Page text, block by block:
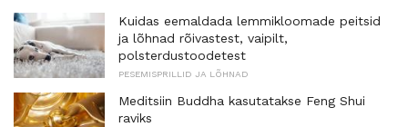
Kuidas eemaldada lemmikloomade peitsid
ja lõhnad rõivastest, vaipilt,
polsterdustoodetest
PESEMISPRILLID JA LÕHNAD
Meditsiin Buddha kasutatakse Feng Shui
raviks